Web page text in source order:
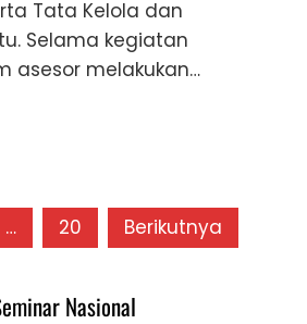
Tata Kelola dan
Selama kegiatan
asesor melakukan…
… 20 Berikutnya
Nasional